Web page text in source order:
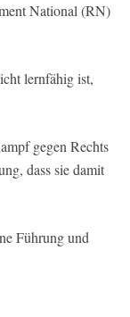
National (RN)
lernfähig ist,
gegen Rechts
dass sie damit
Führung und